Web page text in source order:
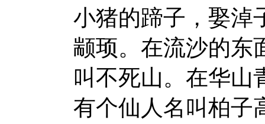
小猪的蹄子，娶淖
颛顼。在流沙的东
叫不死山。在华山
有个仙人名叫柏子